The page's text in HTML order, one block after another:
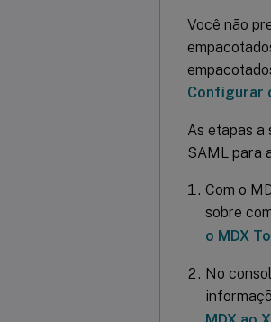
Você não
Configurar
As etapas a
SAML para
Com o
sobre
o MDX
No